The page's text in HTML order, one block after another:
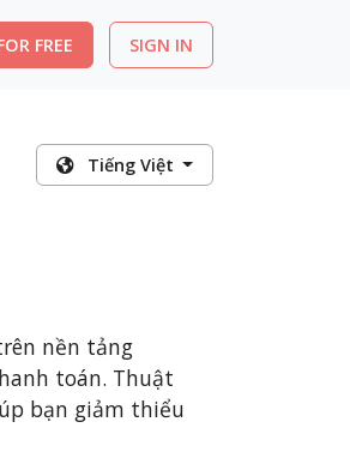
FREE SIGN IN
Tiếng Việt
nền tảng
toán. Thuật
bạn giảm thiểu